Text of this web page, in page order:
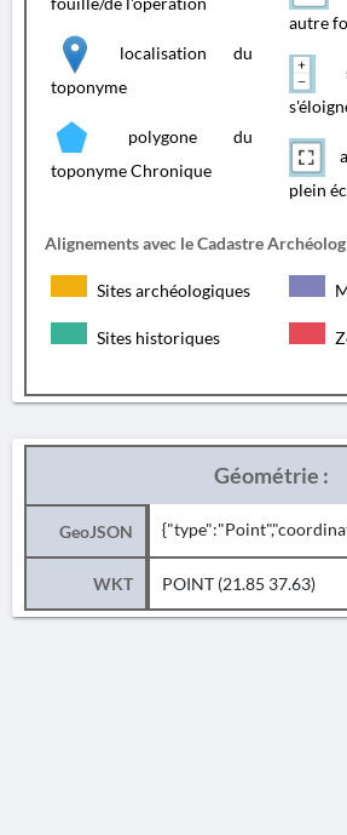
localisation du
toponyme
polygone du
toponyme Chronique
autre
plein
Alignements avec le Cadastre
Sites archéologiques
Sites historiques
Géométrie :
GeoJSON
WKT POINT (21.85 37.63)